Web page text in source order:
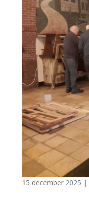
15 december 2025 |